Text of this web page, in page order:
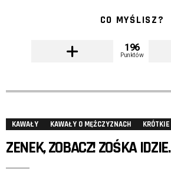
CO MYŚLISZ?
196
Punktów
KAWAŁY KAWAŁY O MĘŻCZYZNACH KRÓTKIE
ZENEK, ZOBACZ! ZOŚKA IDZIE.